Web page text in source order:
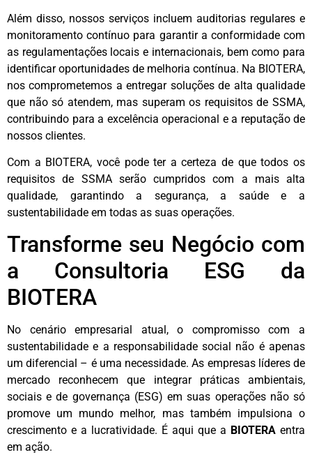
Além disso, nossos serviços incluem auditorias regulares e
monitoramento contínuo para garantir a conformidade com
as regulamentações locais e internacionais, bem como para
identificar oportunidades de melhoria contínua. Na BIOTERA,
nos comprometemos a entregar soluções de alta qualidade
que não só atendem, mas superam os requisitos de SSMA,
contribuindo para a excelência operacional e a reputação de
nossos clientes.
Com a BIOTERA, você pode ter a certeza de que todos os
requisitos de SSMA serão cumpridos com a mais alta
qualidade, garantindo a segurança, a saúde e a
sustentabilidade em todas as suas operações.
Transforme seu Negócio com
a Consultoria ESG da
BIOTERA
No cenário empresarial atual, o compromisso com a
sustentabilidade e a responsabilidade social não é apenas
um diferencial – é uma necessidade. As empresas líderes de
mercado reconhecem que integrar práticas ambientais,
sociais e de governança (ESG) em suas operações não só
promove um mundo melhor, mas também impulsiona o
crescimento e a lucratividade. É aqui que a BIOTERA entra
em ação.